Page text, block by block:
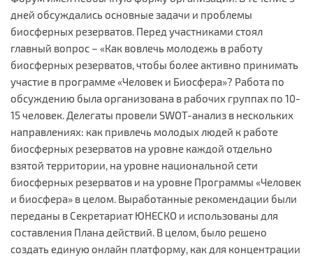
дней обсуждались основные задачи и проблемы
биосферных резерватов. Перед участниками стоял
главный вопрос – «Как вовлечь молодежь в работу
биосферных резерватов, чтобы более активно принимать
участие в программе «Человек и Биосфера»? Работа по
обсуждению была организована в рабочих группах по 10-
15 человек. Делегаты провели SWOT-анализ в нескольких
направлениях: как привлечь молодых людей к работе
биосферных резерватов на уровне каждой отдельно
взятой территории, на уровне национальной сети
биосферных резерватов и на уровне Программы «Человек
и биосфера» в целом. Выработанные рекомендации были
переданы в Секретариат ЮНЕСКО и использованы для
составления Плана действий. В целом, было решено
создать единую онлайн платформу, как для концентрации